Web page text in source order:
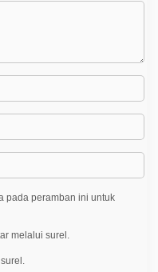
pada peramban ini untuk
melalui surel.